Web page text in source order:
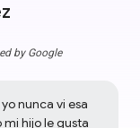
by Google
nunca vi esa
mi hijo le gusta